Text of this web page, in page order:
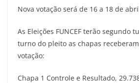
Nova votação será de 16 a 18 de
As Eleições FUNCEF terão segundo
turno do pleito as chapas
votação:
Chapa 1 Controle e Resultado,